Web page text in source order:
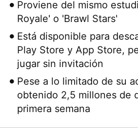
Proviene del mismo
Royale' o 'Brawl Stars'
Está disponible para
Play Store y App Store,
jugar sin invitación
Pese a lo limitado de su
obtenido 2,5 millones de
primera semana